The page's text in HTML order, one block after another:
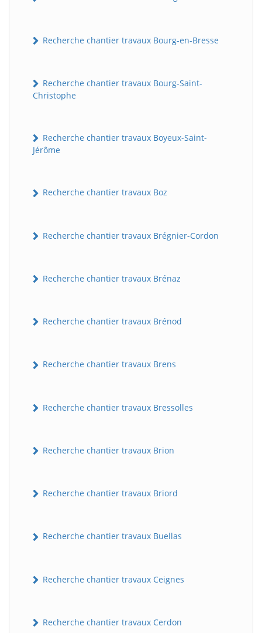
Recherche chantier travaux Bourg-en-Bresse
Recherche chantier travaux Bourg-Saint-
Christophe
Recherche chantier travaux Boyeux-Saint-
Jérôme
Recherche chantier travaux Boz
Recherche chantier travaux Brégnier-Cordon
Recherche chantier travaux Brénaz
Recherche chantier travaux Brénod
Recherche chantier travaux Brens
Recherche chantier travaux Bressolles
Recherche chantier travaux Brion
Recherche chantier travaux Briord
Recherche chantier travaux Buellas
Recherche chantier travaux Ceignes
Recherche chantier travaux Cerdon